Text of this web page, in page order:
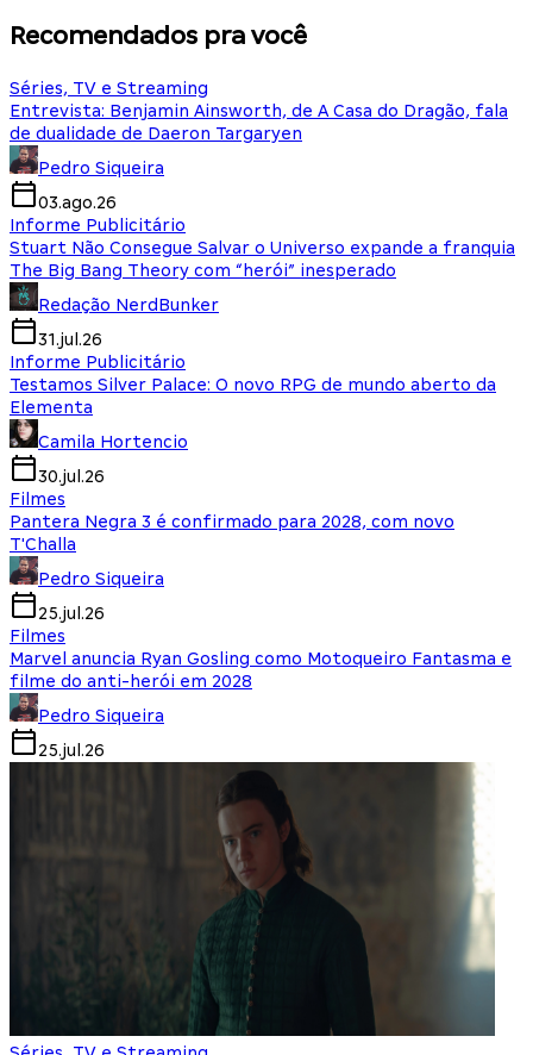
Recomendados pra você
Séries, TV e Streaming
Entrevista: Benjamin Ainsworth, de A Casa do Dragão, fala
de dualidade de Daeron Targaryen
Pedro Siqueira
03.ago.26
Informe Publicitário
Stuart Não Consegue Salvar o Universo expande a franquia
The Big Bang Theory com “herói” inesperado
Redação NerdBunker
31.jul.26
Informe Publicitário
Testamos Silver Palace: O novo RPG de mundo aberto da
Elementa
Camila Hortencio
30.jul.26
Filmes
Pantera Negra 3 é confirmado para 2028, com novo
T'Challa
Pedro Siqueira
25.jul.26
Filmes
Marvel anuncia Ryan Gosling como Motoqueiro Fantasma e
filme do anti-herói em 2028
Pedro Siqueira
25.jul.26